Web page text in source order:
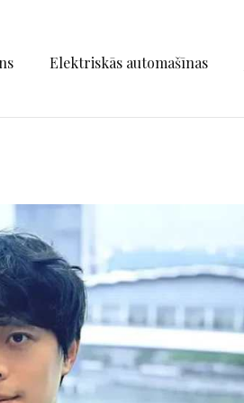
Elektriskās automašīnas